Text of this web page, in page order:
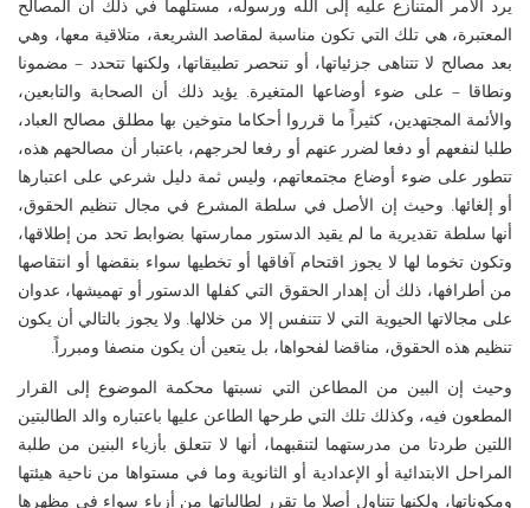
يرد الأمر المتنازع عليه إلى الله ورسوله، مستلهما في ذلك أن المصالح
المعتبرة، هي تلك التي تكون مناسبة لمقاصد الشريعة، متلاقية معها، وهي
بعد مصالح لا تتناهى جزئياتها، أو تنحصر تطبيقاتها، ولكنها تتحدد – مضمونا
ونطاقا – على ضوء أوضاعها المتغيرة. يؤيد ذلك أن الصحابة والتابعين،
والأئمة المجتهدين، كثيراً ما قرروا أحكاما متوخين بها مطلق مصالح العباد،
طلبا لنفعهم أو دفعا لضرر عنهم أو رفعا لحرجهم، باعتبار أن مصالحهم هذه،
تتطور على ضوء أوضاع مجتمعاتهم، وليس ثمة دليل شرعي على اعتبارها
أو إلغائها. وحيث إن الأصل في سلطة المشرع في مجال تنظيم الحقوق،
أنها سلطة تقديرية ما لم يقيد الدستور ممارستها بضوابط تحد من إطلاقها،
وتكون تخوما لها لا يجوز اقتحام آفاقها أو تخطيها سواء بنقضها أو انتقاصها
من أطرافها، ذلك أن إهدار الحقوق التي كفلها الدستور أو تهميشها، عدوان
على مجالاتها الحيوية التي لا تتنفس إلا من خلالها. ولا يجوز بالتالي أن يكون
تنظيم هذه الحقوق، مناقضا لفحواها، بل يتعين أن يكون منصفا ومبرراً.
وحيث إن البين من المطاعن التي نسبتها محكمة الموضوع إلى القرار
المطعون فيه، وكذلك تلك التي طرحها الطاعن عليها باعتباره والد الطالبتين
اللتين طردتا من مدرستهما لتنقبهما، أنها لا تتعلق بأزياء البنين من طلبة
المراحل الابتدائية أو الإعدادية أو الثانوية وما في مستواها من ناحية هيئتها
ومكوناتها، ولكنها تتناول أصلا ما تقرر لطالباتها من أزياء سواء في مظهرها